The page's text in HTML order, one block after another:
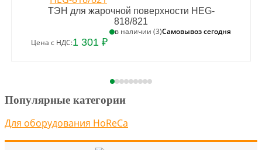
ТЭН для жарочной поверхности HEG-
818/821
в наличии (3)Самовывоз сегодня
Цена с НДС:1 301 ₽
Популярные категории
Для оборудования HoReCa